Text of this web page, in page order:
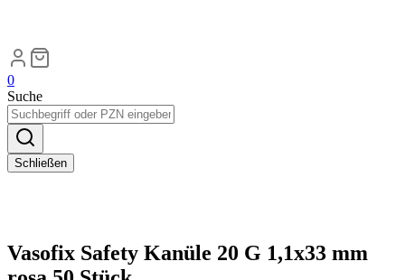
0
Suche
Schließen
Vasofix Safety Kanüle 20 G 1,1x33 mm